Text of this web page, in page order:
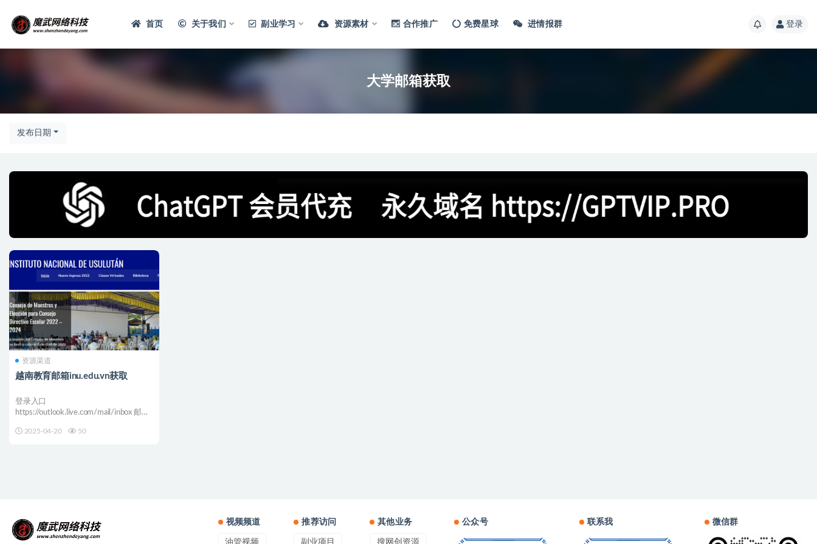
首页 关于我们 副业学习 资源素材 合作推广 免费星球 进情报群 登录
大学邮箱获取
发布日期
资源渠道
越南教育邮箱inu.edu.vn获取
登录入口
https://outlook.live.com/mail/inbox 邮箱
2025-04-20
50
视频频道
油管视频
推荐访问
副业项目
其他业务
搜网创资源
公众号 联系我 微信群